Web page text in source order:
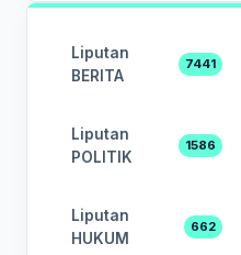
Liputan
BERITA
7441
Liputan
POLITIK
1586
Liputan
HUKUM
662